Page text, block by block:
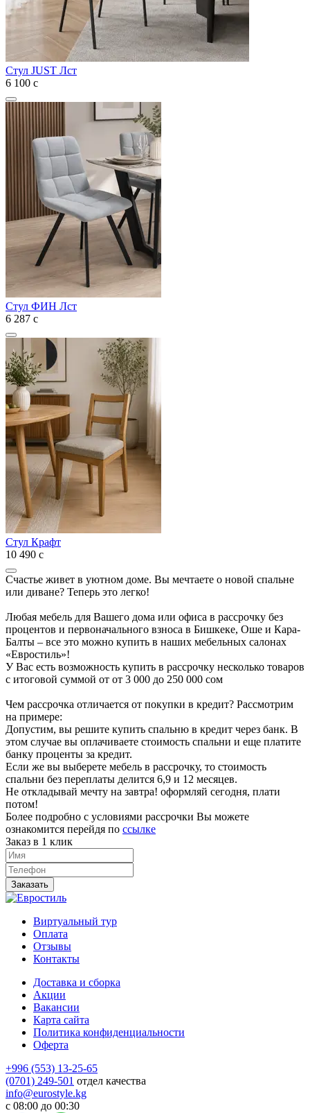
Стул JUST Лст
6 100 с
Стул ФИН Лст
6 287 с
Стул Крафт
10 490 с
Счастье живет в уютном доме. Вы мечтаете о новой спальне
или диване? Теперь это легко!
Любая мебель для Вашего дома или офиса в рассрочку без
процентов и первоначального взноса в Бишкеке, Оше и Кара-
Балты – все это можно купить в наших мебельных салонах
«Евростиль»!
У Вас есть возможность купить в рассрочку несколько товаров
с итоговой суммой от от 3 000 до 250 000 сом
Чем рассрочка отличается от покупки в кредит? Рассмотрим
на примере:
Допустим, вы решите купить спальню в кредит через банк. В
этом случае вы оплачиваете стоимость спальни и еще платите
банку проценты за кредит.
Если же вы выберете мебель в рассрочку, то стоимость
спальни без переплаты делится 6,9 и 12 месяцев.
Не откладывай мечту на завтра! оформляй сегодня, плати
потом!
Более подробно с условиями рассрочки Вы можете
ознакомится перейдя по ссылке
Заказ в 1 клик
Заказать
Виртуальный тур
Оплата
Отзывы
Контакты
Доставка и сборка
Акции
Вакансии
Карта сайта
Политика конфиденциальности
Оферта
+996 (553) 13-25-65
(0701) 249-501 отдел качества
info@eurostyle.kg
с 08:00 до 00:30